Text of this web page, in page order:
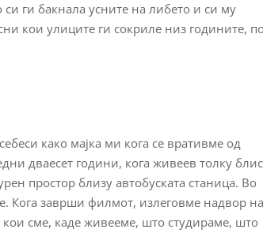
си ги бакнала усните на либето и си му
кои улиците ги сокриле низ годините,
како мајка ми кога се вративме од
дваесет години, кога живеев толку
простор близу автобуската станица. Во
Кога заврши филмот, излеговме надвор на
кои сме, каде живееме, што студираме, што